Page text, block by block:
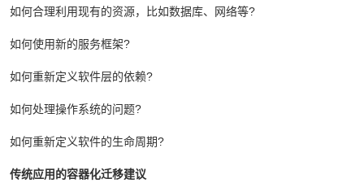
如何合理利用现有的资源，比如数据库、网络等?
如何使用新的服务框架?
如何重新定义软件层的依赖?
如何处理操作系统的问题?
如何重新定义软件的生命周期?
传统应用的容器化迁移建议